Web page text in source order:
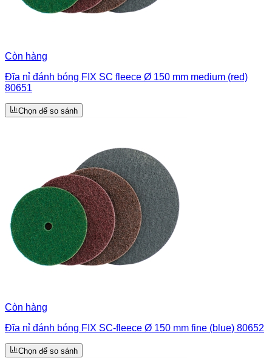
Còn hàng
Đĩa nỉ đánh bóng FIX SC fleece Ø 150 mm medium (red)
80651
Chọn để so sánh
Còn hàng
Đĩa nỉ đánh bóng FIX SC-fleece Ø 150 mm fine (blue) 80652
Chọn để so sánh